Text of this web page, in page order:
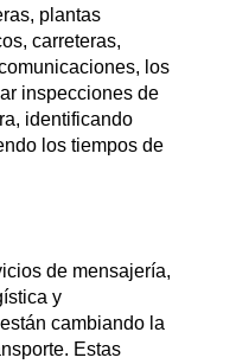
plantas
carreteras,
los
inspecciones de
identificando
los tiempos de
de mensajería,
y
cambiando la
Estas